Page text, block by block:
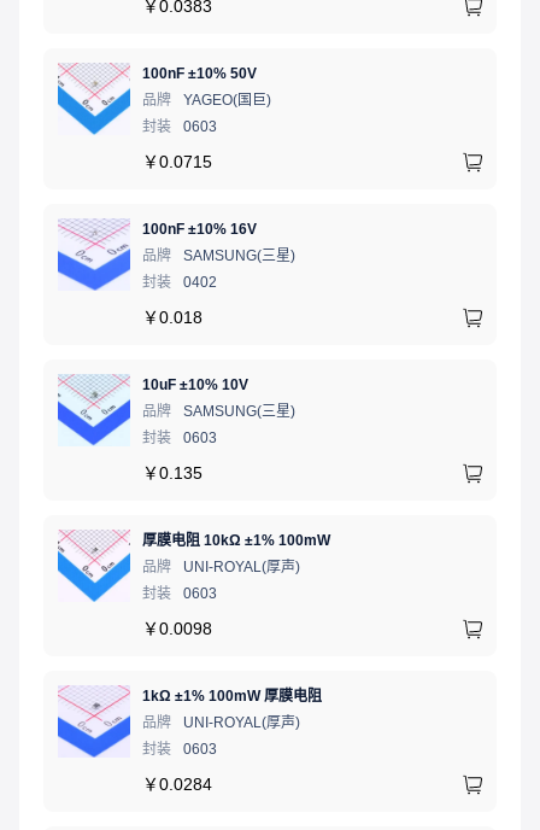
￥0.0383
100nF ±10% 50V
品牌
YAGEO(国巨)
封装
0603
￥0.0715
100nF ±10% 16V
品牌
SAMSUNG(三星)
封装
0402
￥0.018
10uF ±10% 10V
品牌
SAMSUNG(三星)
封装
0603
￥0.135
厚膜电阻 10kΩ ±1% 100mW
品牌
UNI-ROYAL(厚声)
封装
0603
￥0.0098
1kΩ ±1% 100mW 厚膜电阻
品牌
UNI-ROYAL(厚声)
封装
0603
￥0.0284